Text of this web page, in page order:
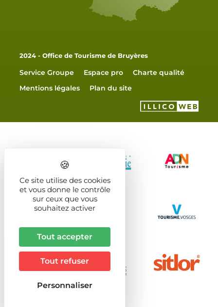
2024 - Office de Tourisme de Bruyères
Service Groupe Espace pro
Charte qualité
Mentions légales
Plan du site
Ce site utilise des cookies
et vous donne le contrôle
sur ceux que vous
souhaitez activer
Tout accepter
Tout refuser
Personnaliser